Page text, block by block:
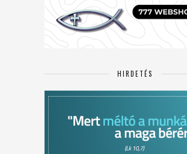
HIRDETÉS